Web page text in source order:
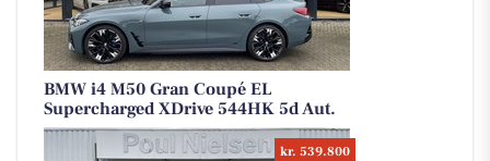
BMW i4 M50 Gran Coupé EL
Supercharged XDrive 544HK 5d Aut.
kr. 539.800